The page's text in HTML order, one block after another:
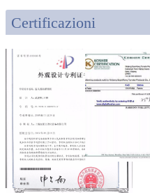
Certificazioni